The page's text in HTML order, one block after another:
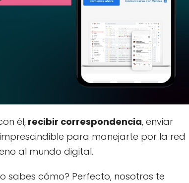
él, recibir correspondencia, enviar
para manejarte por la red
al mundo digital.
sabes cómo? Perfecto, nosotros te